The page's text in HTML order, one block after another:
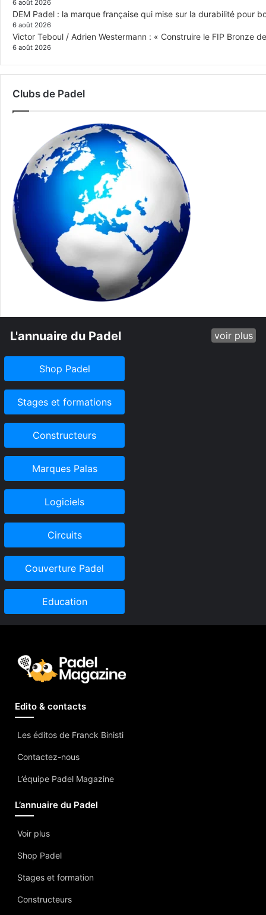
6 août 2026
DEM Padel : la marque française qui mise sur la durabilité pour
6 août 2026
Victor Teboul / Adrien Westermann : « Construire le FIP Bronze
6 août 2026
Clubs de Padel
L'annuaire du Padel voir plus
Shop Padel
Stages et formations
Constructeurs
Marques Palas
Logiciels
Circuits
Couverture Padel
Education
Edito & contacts
Les éditos de Franck Binisti
Contactez-nous
L’équipe Padel Magazine
L’annuaire du Padel
Voir plus
Shop Padel
Stages et formation
Constructeurs